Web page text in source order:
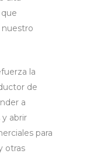
la
de
a
abrir
para
otras